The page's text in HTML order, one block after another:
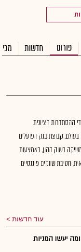
פורום חדשות
בנק מסחרי בישראל, נוסד בשנת 1921 על ידי ההסתדרות הציונית
קבוצת בנק הפועלים
בשוק ההון, באמצעות
חטיבת שווקים פיננסיים
עוד חדשות
יעשו המניות